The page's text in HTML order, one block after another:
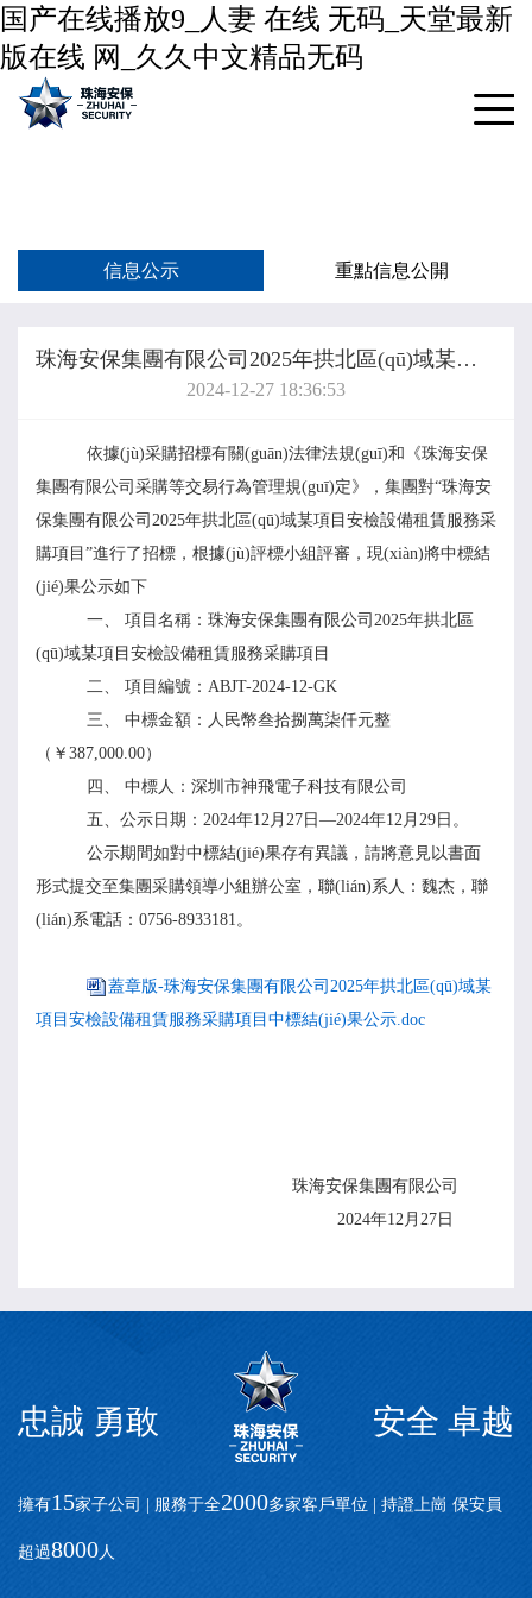
国产在线播放9_人妻 在线 无码_天堂最新
版在线 网_久久中文精品无码
信息公示 重點信息公開
珠海安保集團有限公司2025年拱北區(qū)域某項目安檢設備租賃服務采購項目中標結(jié)果公示
2024-12-27 18:36:53
依據(jù)采購招標有關(guān)法律法規(guī)和 《珠海安保
集團有限公司采購等交易行為管理規(guī)定》
，集團對“珠海安
保集團有限公司 2025年拱北區(qū)域某項目安檢設備租賃服務采
購項目 ”進行了招標，根據(jù)評標小組評審，現(xiàn)將中標結
(jié)果公示如下
一、 項目名稱： 珠海安保集團有限公司2025年拱北區
(qū)域某項目安檢設備租賃服務采購項目
二、 項目編號： ABJT-2024-12-GK
三、 中標金額： 人民幣叁拾捌萬柒仟元整
（ ￥ 387,000.00）
四、 中標人 ： 深圳市神飛電子科技有限公司
五 、公示日期 ： 2024年12 月 27日—2024年12 月 29日。
公示期間如對中標結(jié)果存有異議，請將意見以書面
形式提交至集團采購領導小組辦公室，聯(lián)系人： 魏杰 ，聯
(lián)系電話：0756-8933181 。
蓋章版-珠海安保集團有限公司2025年拱北區(qū)域某
項目安檢設備租賃服務采購項目中標結(jié)果公示.doc
珠海安保集團有限公司
2024年12 月 27日
忠誠 勇敢 安全 卓越
擁有15家子公司 | 服務于全2000多家客戶單位 | 持證上崗 保安員
超過8000 人